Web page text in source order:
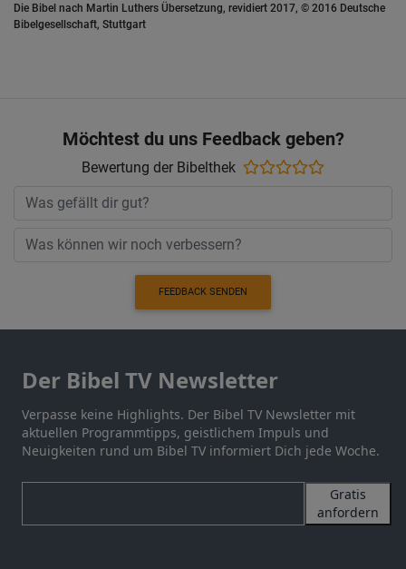
Die Bibel nach Martin Luthers Übersetzung, revidiert 2017, © 2016 Deutsche
Bibelgesellschaft, Stuttgart
Möchtest du uns Feedback geben?
Bewertung der Bibelthek
FEEDBACK SENDEN
Der Bibel TV Newsletter
Verpasse keine Highlights. Der Bibel TV Newsletter mit
aktuellen Programmtipps, geistlichem Impuls und
Neuigkeiten rund um Bibel TV informiert Dich jede Woche.
Gratis
anfordern